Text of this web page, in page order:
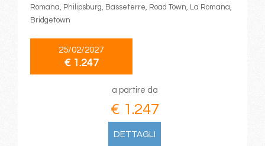
Romana, Philipsburg, Basseterre, Road Town, La Romana,
Bridgetown
25/02/2027
€ 1.247
a partire da
€ 1.247
DETTAGLI